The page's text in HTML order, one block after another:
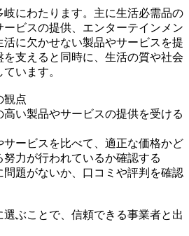
にわたります。主に生活必需品の
ビスの提供、エンターテインメン
活に欠かせない製品やサービスを提
支えると同時に、生活の質や社会
います。
観点
い製品やサービスの提供を受ける
ービスを比べて、適正な価格かど
努力が行われているか確認する
題がないか、口コミや評判を確認
ぶことで、信頼できる事業者と出